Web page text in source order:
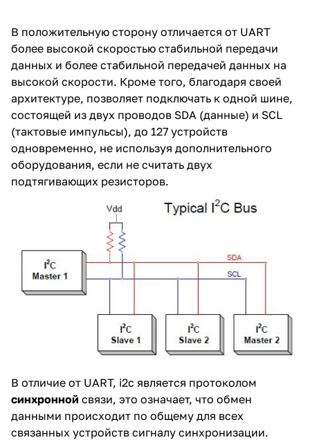
В положительную сторону отличается от UART
более высокой скоростью стабильной передачи
данных и более стабильной передачей данных на
высокой скорости. Кроме того, благодаря своей
архитектуре, позволяет подключать к одной шине,
состоящей из двух проводов SDA (данные) и SCL
(тактовые импульсы), до 127 устройств
одновременно, не используя дополнительного
оборудования, если не считать двух
подтягивающих резисторов.
В отличие от UART, i2c является протоколом
синхронной связи, это означает, что обмен
данными происходит по общему для всех
связанных устройств сигналу синхронизации.